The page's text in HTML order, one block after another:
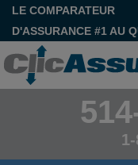
LE COMPARATEUR
D'ASSURANCE #1 AU